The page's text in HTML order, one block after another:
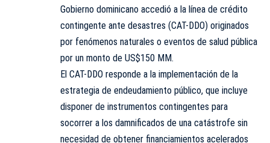
Gobierno dominicano accedió a la línea de crédito
contingente ante desastres (CAT-DDO) originados
por fenómenos naturales o eventos de salud pública
por un monto de US$150 MM.
El CAT-DDO responde a la implementación de la
estrategia de endeudamiento público, que incluye
disponer de instrumentos contingentes para
socorrer a los damnificados de una catástrofe sin
necesidad de obtener financiamientos acelerados